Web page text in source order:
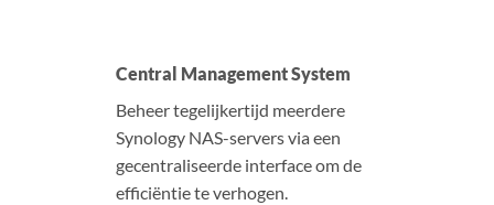
Central Management System
Beheer tegelijkertijd meerdere
Synology NAS-servers via een
gecentraliseerde interface om de
efficiëntie te verhogen.